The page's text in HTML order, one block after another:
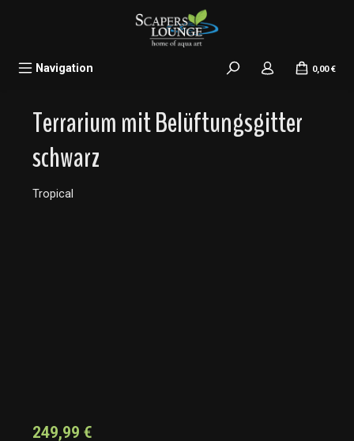
Navigation 0,00 €
Terrarium mit Belüftungsgitter
schwarz
Tropical
249,99 €